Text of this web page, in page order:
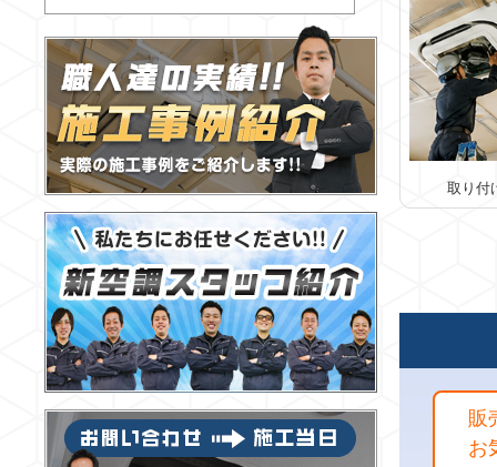
取り付
販
お